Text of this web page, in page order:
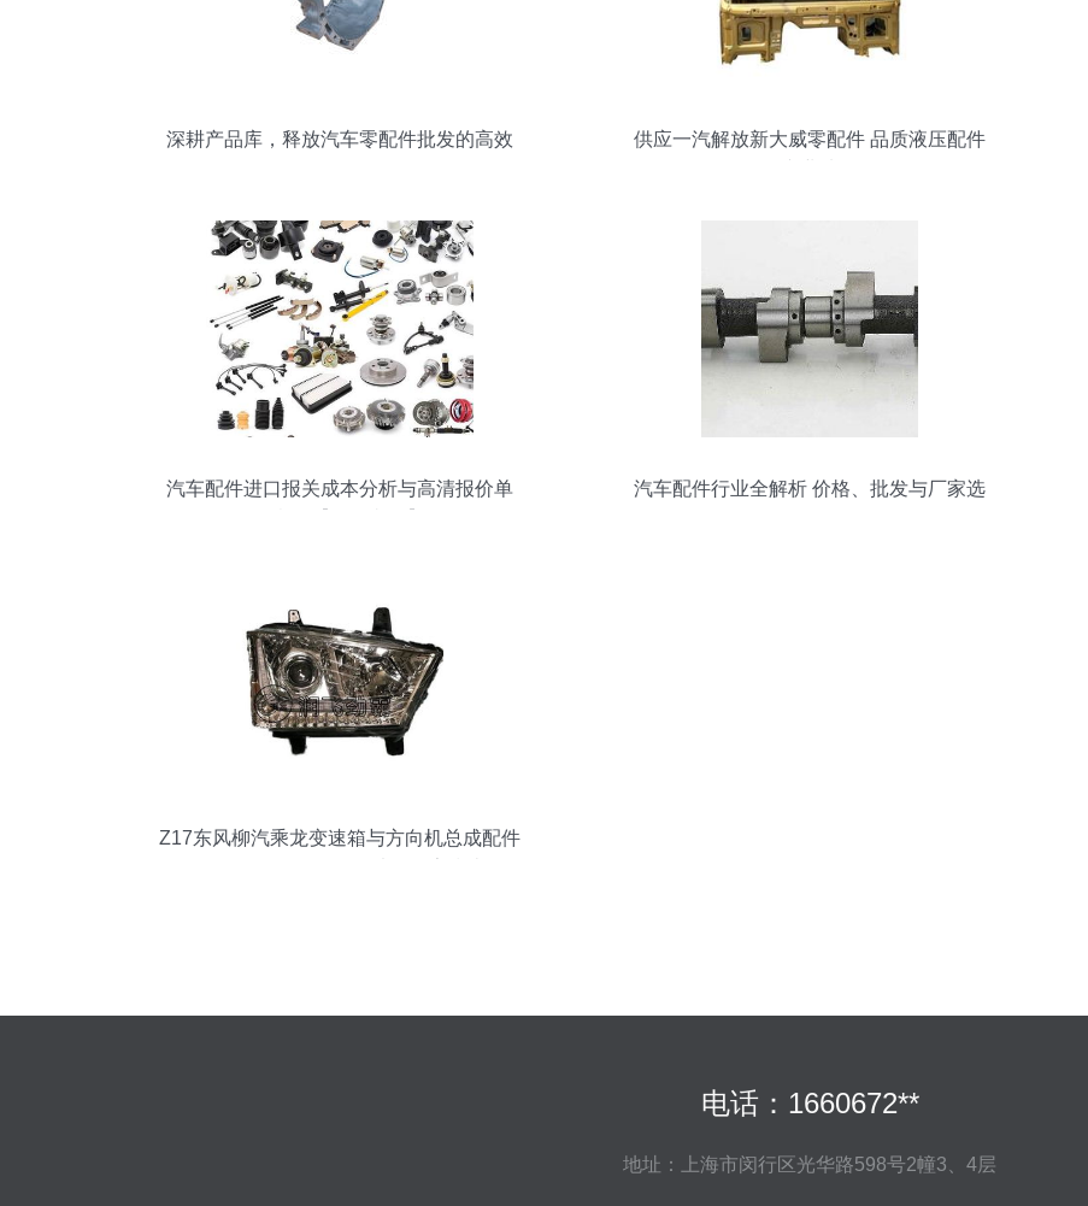
深耕产品库，释放汽车零配件批发的高效
供应一汽解放新大威零配件 品质液压配件
汽车配件进口报关成本分析与高清报价单
汽车配件行业全解析 价格、批发与厂家选
Z17东风柳汽乘龙变速箱与方向机总成配件
电话：1660672**
地址：上海市闵行区光华路598号2幢3、4层